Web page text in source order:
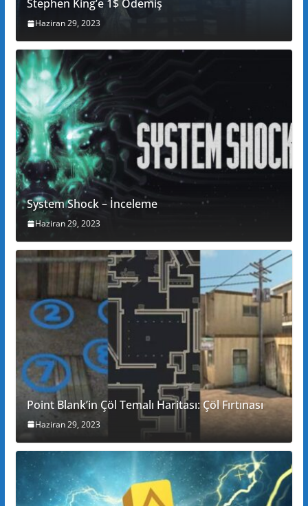
Stephen King’e 1$ Ödemiş
Haziran 29, 2023
System Shock – İnceleme
Haziran 29, 2023
Point Blank’in Çöl Temalı Haritası: Çöl Fırtınası
Haziran 29, 2023